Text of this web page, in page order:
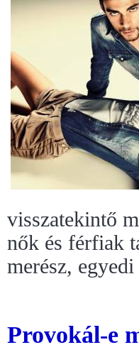
visszatekintő
nők és férfiak
merész,
Provokál-e